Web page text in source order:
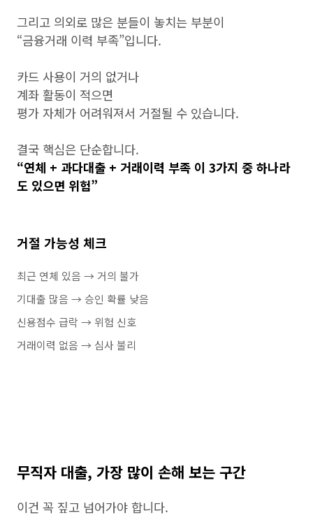
그리고 의외로 많은 분들이 놓치는 부분이
“금융거래 이력 부족”입니다.
카드 사용이 거의 없거나
계좌 활동이 적으면
평가 자체가 어려워져서 거절될 수 있습니다.
결국 핵심은 단순합니다.
“연체 + 과다대출 + 거래이력 부족 이 3가지 중 하나라
도 있으면 위험”
거절 가능성 체크
최근 연체 있음 → 거의 불가
기대출 많음 → 승인 확률 낮음
신용점수 급락 → 위험 신호
거래이력 없음 → 심사 불리
무직자 대출, 가장 많이 손해 보는 구간
이건 꼭 짚고 넘어가야 합니다.